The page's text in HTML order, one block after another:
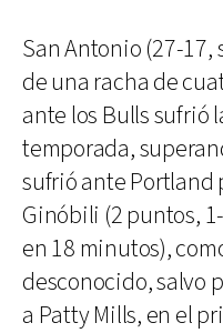
San Antonio (27-17,
de una racha de
ante los Bulls sufrió
temporada,
sufrió ante Portland
Ginóbili (2 puntos,
en 18 minutos),
desconocido, salvo
a Patty Mills, en el